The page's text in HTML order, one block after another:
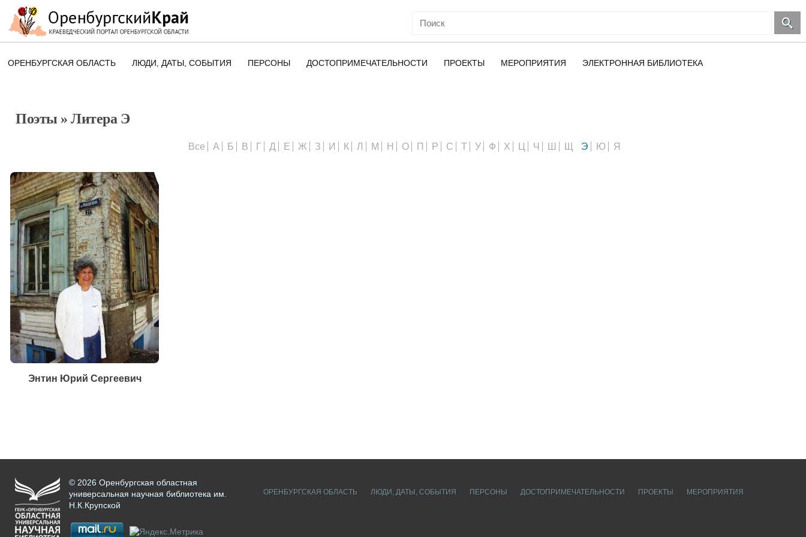
ОРЕНБУРГСКАЯ ОБЛАСТЬ ЛЮДИ, ДАТЫ, CОБЫТИЯ ПЕРСОНЫ ДОСТОПРИМЕЧАТЕЛЬНОСТИ ПРОЕКТЫ МЕРОПРИЯТИЯ ЭЛЕКТРОННАЯ БИБЛИОТЕКА
Поэты » Литера Э
Все А Б В Г Д Е Ж З И К Л М Н О П Р С Т У Ф Х Ч Э Ю Я
Энтин Юрий Сергеевич
© 2026 Оренбургская областная
универсальная научная библиотека им.
Н.К.Крупской
ОРЕНБУРГСКАЯ ОБЛАСТЬ ЛЮДИ, ДАТЫ, CОБЫТИЯ ПЕРСОНЫ ДОСТОПРИМЕЧАТЕЛЬНОСТИ ПРОЕКТЫ МЕРОПРИЯТИЯ